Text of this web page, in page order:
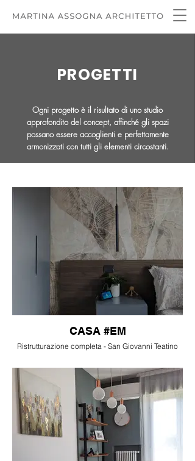
PROGETTI
Ogni progetto è il risultato di uno studio
approfondito del concept, affinché gli spazi
possano essere accoglienti e perfettamente
armonizzati con tutti gli elementi circostanti.
CASA #EM
Ristrutturazione completa - San Giovanni Teatino